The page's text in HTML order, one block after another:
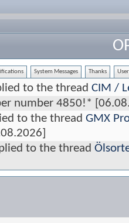
System Messages Thanks User
to the thread CIM /
number 4850!*
to the thread GMX
to the thread
to the thread